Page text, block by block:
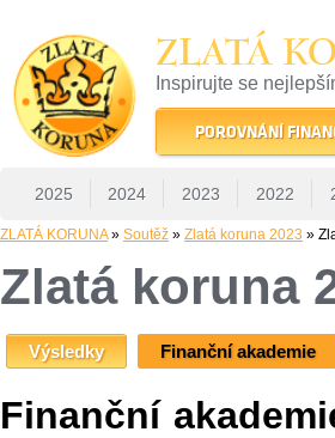
ZLATÁ
Inspirujte se
22 let tradice a
POROVNÁNÍ
2025 2024 2023 2022
ZLATÁ KORUNA» Soutěž » Zlatá koruna 2023 »
Zlatá koruna
Výsledky Finanční akademie
Finanční